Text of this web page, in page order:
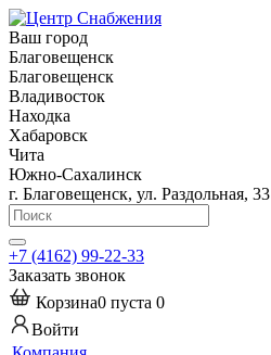
Ваш город
Благовещенск
Благовещенск
Владивосток
Находка
Хабаровск
Чита
Южно-Сахалинск
г. Благовещенск, ул. Раздольная, 33
+7 (4162) 99-22-33
Заказать звонок
Корзина0 пуста 0
Войти